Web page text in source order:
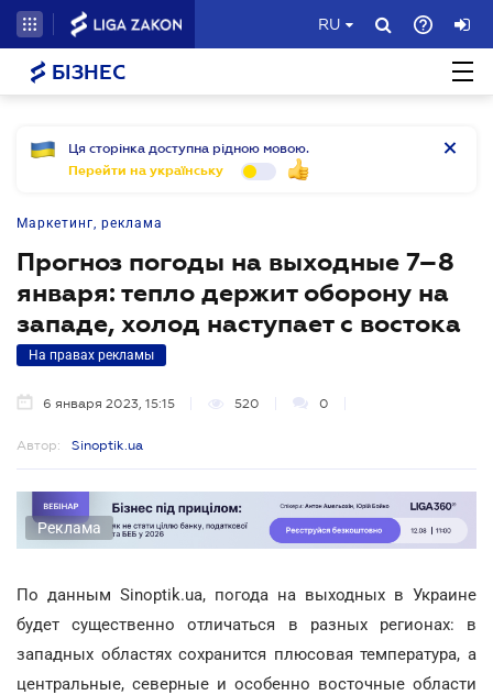
RU
БІЗНЕС
Ця сторінка доступна рідною мовою.
Перейти на українську
Маркетинг, реклама
Прогноз погоды на выходные 7–8
января: тепло держит оборону на
западе, холод наступает с востока
На правах рекламы
6 января 2023, 15:15 520 0
Автор: Sinoptik.ua
Реклама
По данным Sinoptik.ua, погода на выходных в Украине
будет существенно отличаться в разных регионах: в
западных областях сохранится плюсовая температура, а
центральные, северные и особенно восточные области